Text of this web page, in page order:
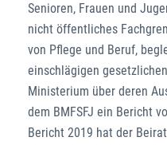
Senioren, Frauen und
nicht öffentliches
von Pflege und Beruf,
einschlägigen
Ministerium über deren
dem BMFSFJ ein Bericht
Bericht 2019 hat der